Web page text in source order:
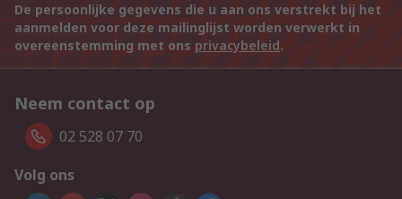
De persoonlijke gegevens die u aan ons verstrekt bij het
aanmelden voor deze mailinglijst worden verwerkt in
overeenstemming met ons privacybeleid.
Neem contact op
02 528 07 70
Volg ons